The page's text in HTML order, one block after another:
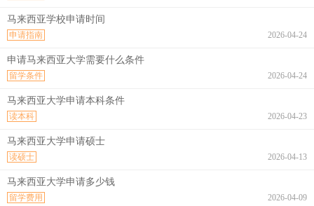
马来西亚学校申请时间
2026-04-24
申请指南
申请马来西亚大学需要什么条件
2026-04-24
留学条件
马来西亚大学申请本科条件
2026-04-23
读本科
马来西亚大学申请硕士
2026-04-13
读硕士
马来西亚大学申请多少钱
2026-04-09
留学费用